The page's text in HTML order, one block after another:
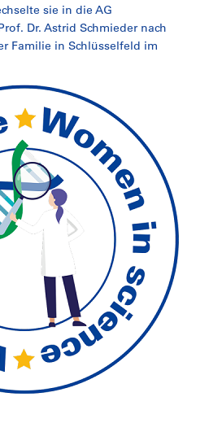
sie in die AG
Dr. Astrid Schmieder nach
Familie in Schlüsselfeld im